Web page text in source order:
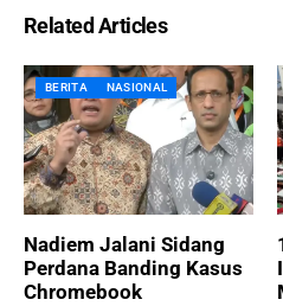
Related Articles
BERITA NASIONAL
Nadiem Jalani Sidang
Perdana Banding Kasus
Chromebook